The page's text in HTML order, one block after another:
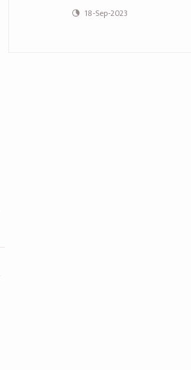
18-Sep-2023